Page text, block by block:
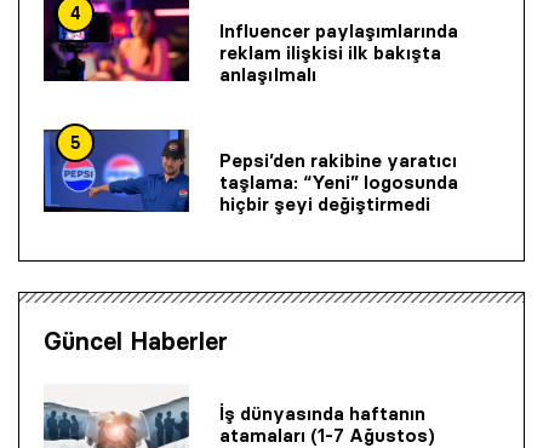
4
Influencer paylaşımlarında
reklam ilişkisi ilk bakışta
anlaşılmalı
5
Pepsi’den rakibine yaratıcı
taşlama: “Yeni” logosunda
hiçbir şeyi değiştirmedi
Güncel Haberler
İş dünyasında haftanın
atamaları (1-7 Ağustos)